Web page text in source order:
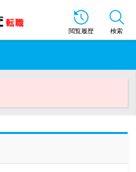
閲覧履歴 検索